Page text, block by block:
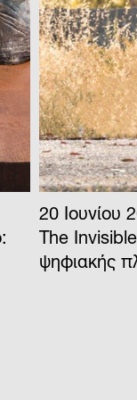
Μυστήριο
Παράταση
17 Ιουνίου